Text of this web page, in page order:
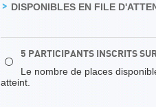
DISPONIBLES EN FILE
⚪
5 PARTICIPANTS INSCRITS
Le nombre de places
atteint.